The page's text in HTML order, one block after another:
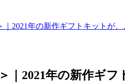
｜2021年の新作ギフトキットが
｜2021年の新作ギ